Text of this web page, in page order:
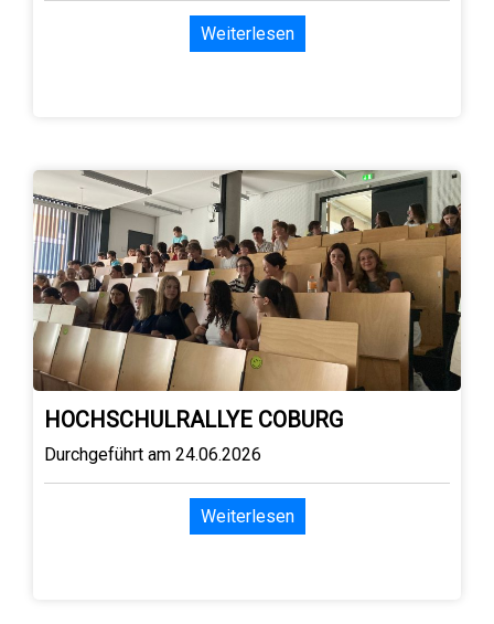
Weiterlesen
HOCHSCHULRALLYE COBURG
Durchgeführt am 24.06.2026
Weiterlesen